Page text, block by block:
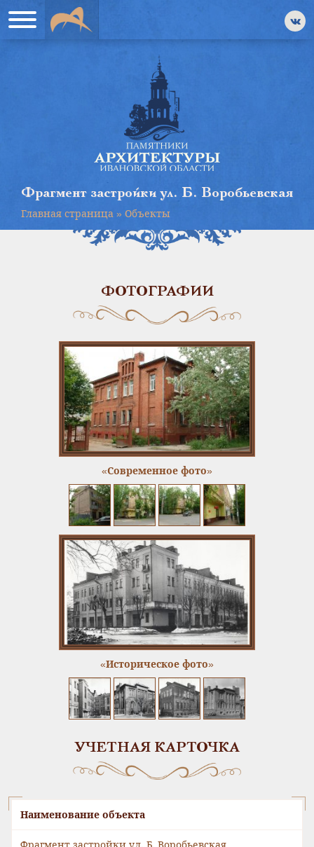
Фрагмент застройки ул. Б. Воробьевская
Главная страница » Объекты
ФОТОГРАФИИ
«Современное фото»
«Историческое фото»
УЧЕТНАЯ КАРТОЧКА
Наименование объекта